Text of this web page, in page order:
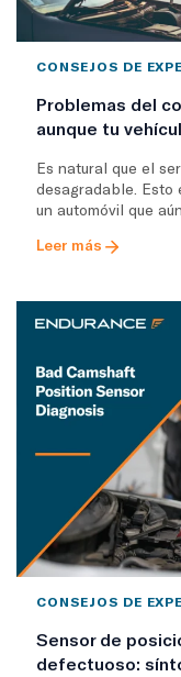
CONSEJOS DE
Problemas del
aunque tu
Es natural que el
desagradable. Esto
un automóvil que
Leer más
CONSEJOS DE
Sensor de
defectuoso: